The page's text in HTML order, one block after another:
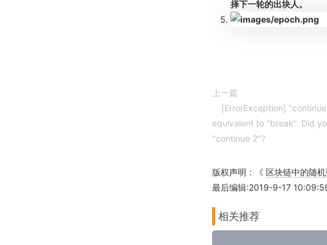
择下一轮的出块人。
上一篇
[ErrorException]
equivalent to "break". Did
"continue 2"?
版权声明：《 区块链中的随机
最后编辑:2019-9-17
相关推荐